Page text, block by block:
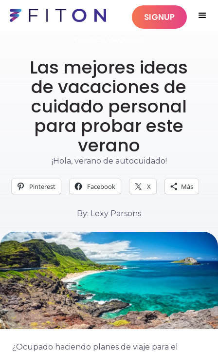
SIGNUP
Las mejores ideas
de vacaciones de
cuidado personal
para probar este
verano
¡Hola, verano de autocuidado!
Pinterest Facebook X Más
By: Lexy Parsons
¿Ocupado haciendo planes de viaje para el